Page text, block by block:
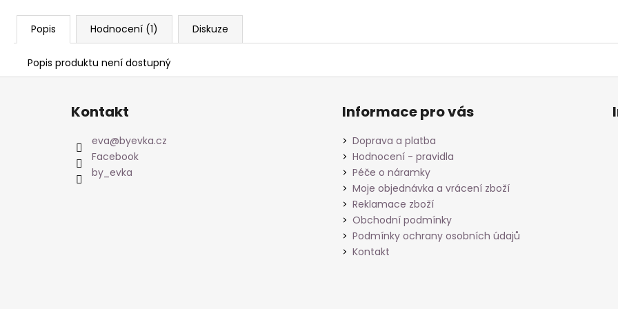
Popis Hodnocení (1) Diskuze
Popis produktu není dostupný
Z
Kontakt
eva@byevka.cz
Facebook
by_evka
Informace pro vás
Doprava a platba
Hodnocení - pravidla
Péče o náramky
Moje objednávka a vrácení zboží
Reklamace zboží
Obchodní podmínky
Podmínky ochrany osobních údajů
Kontakt